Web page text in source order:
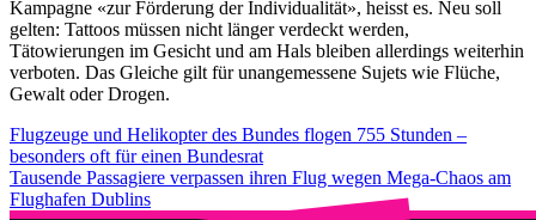
Kampagne «zur Förderung der Individualität», heisst es. Neu soll
gelten: Tattoos müssen nicht länger verdeckt werden,
Tätowierungen im Gesicht und am Hals bleiben allerdings weiterhin
verboten. Das Gleiche gilt für unangemessene Sujets wie Flüche,
Gewalt oder Drogen.
Flugzeuge und Helikopter des Bundes flogen 755 Stunden –
besonders oft für einen Bundesrat
Tausende Passagiere verpassen ihren Flug wegen Mega-Chaos am
Flughafen Dublins